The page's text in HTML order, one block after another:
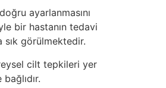
ayarlanmasını
bir hastanın tedavi
sık görülmektedir.
cilt tepkileri yer